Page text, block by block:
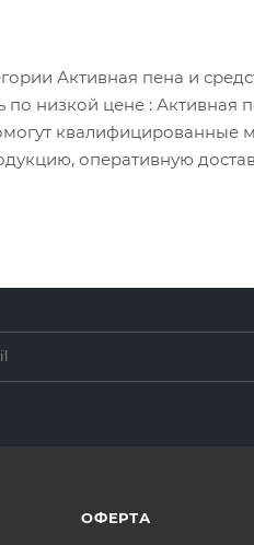
Активная пена и
по низкой цене : Активная
оперативную
ОФЕРТА